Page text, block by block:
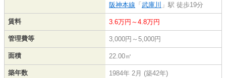
阪神本線 「 武庫川 」駅 徒歩19分
賃料 3.6万円～4.8万円
管理費等 3,000円～5,000円
面積 22.00㎡
築年数 1984年 2月 (築42年)